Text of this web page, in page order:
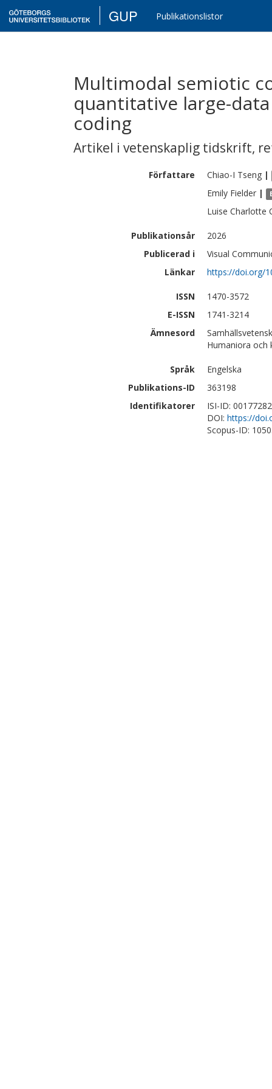
GUP Publikationslistor
Multimodal semiotic
quantitative large-
coding
Artikel i vetenskaplig tidskrift,
Författare Chiao-I Tseng |
Emily Fielder |
Luise Charlotte
Publikationsår
2026
Publicerad i
Visual
Länkar
https://doi.org/
ISSN
1470-3572
E-ISSN
1741-3214
Ämnesord
Humaniora
Språk
Engelska
Publikations-ID
363198
Identifikatorer
ISI-ID:
DOI: https://
Scopus-ID: